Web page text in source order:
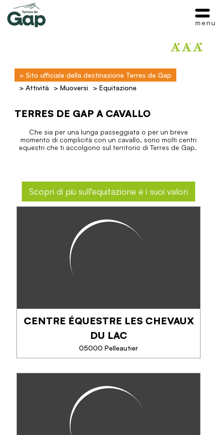
> Sito ufficiale della destinazione Terres de Gap
> Attività > Muoversi > Equitazione
TERRES DE GAP A CAVALLO
Che sia per una lunga passeggiata o per un breve
momento di complicità con un cavallo, sono molti centri
equestri che ti accolgono sul territorio di Terres de Gap.
Scopri di più sull'equitazione e i suoi valori
CENTRE ÉQUESTRE LES CHEVAUX
DU LAC
05000 Pelleautier
CENTRE ÉQUESTRE LES
CHEVAUX DU LAC
Lezioni personalizzate di equitazione per tutti i livelli
con un'istruttrice. Possono includere il lavoro a
terra, monta all'inglese o all'americana, camminata,
menu